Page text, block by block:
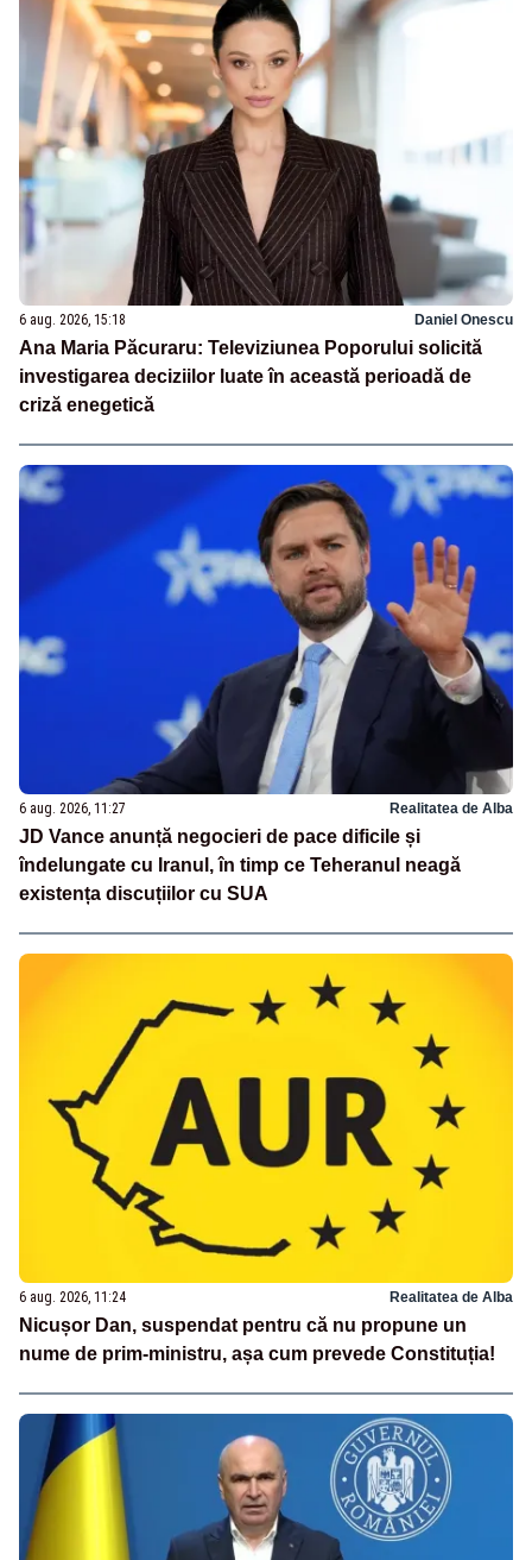
6 aug. 2026, 15:18 Daniel Onescu
Ana Maria Păcuraru: Televiziunea Poporului solicită
investigarea deciziilor luate în această perioadă de
criză enegetică
6 aug. 2026, 11:27 Realitatea de Alba
JD Vance anunță negocieri de pace dificile și
îndelungate cu Iranul, în timp ce Teheranul neagă
existența discuțiilor cu SUA
6 aug. 2026, 11:24 Realitatea de Alba
Nicușor Dan, suspendat pentru că nu propune un
nume de prim-ministru, așa cum prevede Constituția!